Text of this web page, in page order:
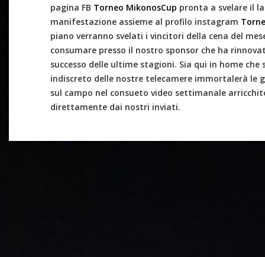
pagina FB Torneo MikonosCup pronta a svelare il
manifestazione assieme al profilo instagram
piano verranno svelati i vincitori della cena del
consumare presso il nostro sponsor che ha
successo delle ultime stagioni. Sia qui in home che
indiscreto delle nostre telecamere immortalerà le
sul campo nel consueto video settimanale
direttamente dai nostri inviati.